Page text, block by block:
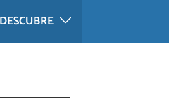
DESCUBRE